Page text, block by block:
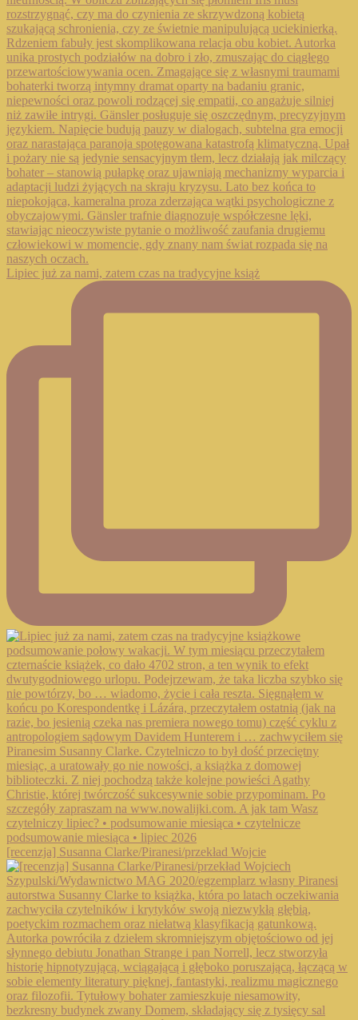
Lipiec już za nami, zatem czas na tradycyjne książ
[recenzja] Susanna Clarke/Piranesi/przekład Wojcie